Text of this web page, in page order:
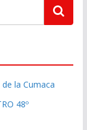
la Cumaca
48º